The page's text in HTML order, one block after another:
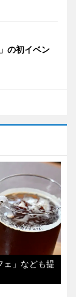
の初イベン
ェ」なども提